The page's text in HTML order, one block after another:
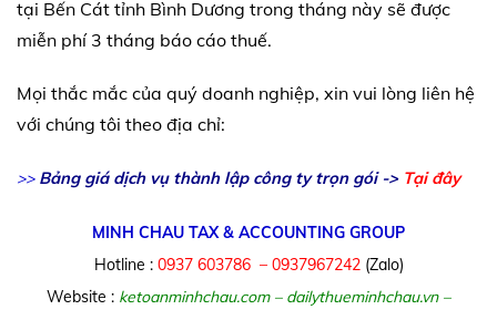
tại Bến Cát tỉnh Bình Dương trong tháng này sẽ được
miễn phí 3 tháng báo cáo thuế.
Mọi thắc mắc của quý doanh nghiệp, xin vui lòng liên hệ
với chúng tôi theo địa chỉ:
>> Bảng giá dịch vụ thành lập công ty trọn gói -> Tại đây
MINH CHAU TAX & ACCOUNTING GROUP
Hotline : 0937 603786 – 0937967242(Zalo)
Website : ketoanminhchau.com– dailythueminhchau.vn–